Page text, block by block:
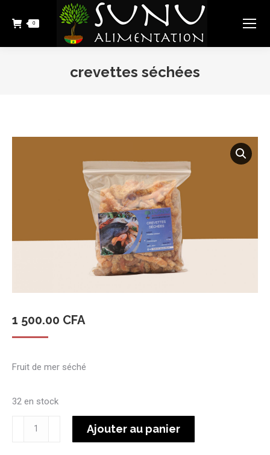
0
crevettes séchées
1 500.00 CFA
Fruit de mer séché
32 en stock
quantité
Ajouter au panier